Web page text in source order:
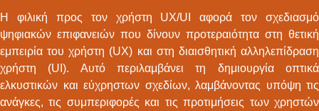
Η φιλική προς τον χρήστη UX/UI αφορά τον σχεδιασμό
ψηφιακών επιφανειών που δίνουν προτεραιότητα στη θετική
εμπειρία του χρήστη (UX) και στη διαισθητική αλληλεπίδραση
χρήστη (UI). Αυτό περιλαμβάνει τη δημιουργία οπτικά
ελκυστικών και εύχρηστων σχεδίων, λαμβάνοντας υπόψη τις
ανάγκες, τις συμπεριφορές και τις προτιμήσεις των χρηστών